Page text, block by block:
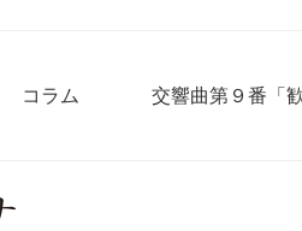
コラム 交響曲第９番「